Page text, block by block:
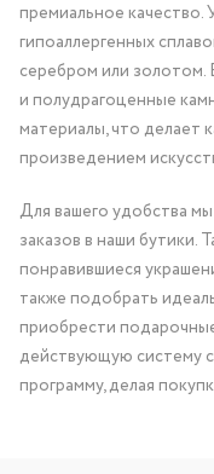
премиальное качество.
гипоаллергенных
серебром или золотом.
и полудрагоценные
материалы, что делает
произведением
Для вашего удобства
заказов в наши бутики.
понравившиеся
также подобрать
приобрести
действующую систему
программу, делая